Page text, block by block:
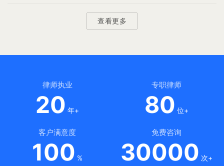
查看更多
律师执业
20 年+
专职律师
80 位+
客户满意度
100 %
免费咨询
30000 次+